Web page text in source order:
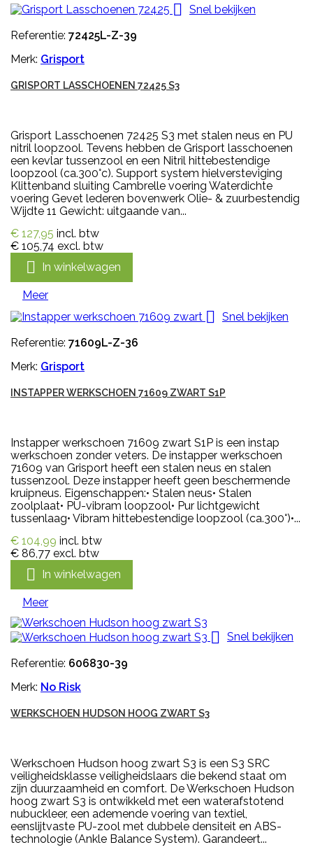

Snel bekijken
Referentie: 72425L-Z-39
Merk: Grisport
GRISPORT LASSCHOENEN 72425 S3
Grisport Lasschoenen 72425 S3 met stalen neus en PU
nitril loopzool. Tevens hebben de Grisport lasschoenen
een kevlar tussenzool en een Nitril hittebestendige
loopzool (ca.300°c). Support system hielversteviging
Klittenband sluiting Cambrelle voering Waterdichte
voering Gevet lederen bovenwerk Olie- & zuurbestendig
Wijdte 11 Gewicht: uitgaande van...
€ 127,95 incl. btw
€ 105,74 excl. btw
 In winkelwagen
Meer

Snel bekijken
Referentie: 71609L-Z-36
Merk: Grisport
INSTAPPER WERKSCHOEN 71609 ZWART S1P
Instapper werkschoen 71609 zwart S1P is een instap
werkschoen zonder veters. De instapper werkschoen
71609 van Grisport heeft een stalen neus en stalen
tussenzool. Deze instapper heeft geen beschermende
kruipneus. Eigenschappen:• Stalen neus• Stalen
zoolplaat• PU-vibram loopzool• Pur lichtgewicht
tussenlaag• Vibram hittebestendige loopzool (ca.300°)•...
€ 104,99 incl. btw
€ 86,77 excl. btw
 In winkelwagen
Meer

Snel bekijken
Referentie: 606830-39
Merk: No Risk
WERKSCHOEN HUDSON HOOG ZWART S3
Werkschoen Hudson hoog zwart S3 is een S3 SRC
veiligheidsklasse veiligheidslaars die bekend staat om
zijn duurzaamheid en comfort. De Werkschoen Hudson
hoog zwart S3 is ontwikkeld met een waterafstotend
nubuckleer, een ademende voering van textiel,
eenslijtvaste PU-zool met dubbele densiteit en ABS-
technologie (Ankle Balance System). Garandeert...